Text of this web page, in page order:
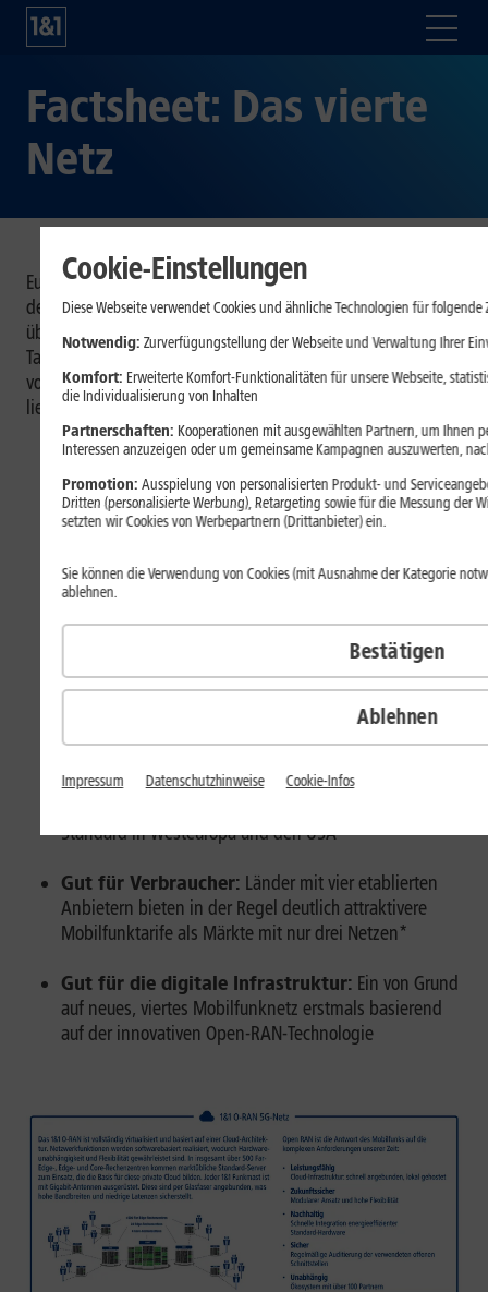
Factsheet: Das vierte
Netz
Europas erstes vollständig virtualisiertes 5G-Netz auf Basis
der innovativen Open-RAN-Technologie wird bereits von
über sechs Millionen Kunden genutzt und wächst Tag für
Tag. Was das Netz auszeichnet, wie es digitale Souveränität
vorantreibt und innovative Tarife im Mobilfunk hervorbringt,
liefert das Factsheet auf einen Blick.
Standard in Westeuropa und den USA
Gut für Verbraucher: Länder mit vier etablierten
Anbietern bieten in der Regel deutlich attraktivere
Mobilfunktarife als Märkte mit nur drei Netzen*
Gut für die digitale Infrastruktur: Ein von Grund
auf neues, viertes Mobilfunknetz erstmals basierend
auf der innovativen Open-RAN-Technologie
Cookie-Einstellungen
Diese Webseite verwendet Cookies und ähnliche Technologien für folgende
Notwendig: Zurverfügungstellung der Webseite und Verwaltung Ihrer
Komfort: Erweiterte Komfort-Funktionalitäten für unsere Webseite,
die Individualisierung von Inhalten
Partnerschaften: Kooperationen mit ausgewählten Partnern, um Ihnen
Interessen anzuzeigen oder um gemeinsame Kampagnen auszuwerten,
Promotion: Ausspielung von personalisierten Produkt- und
Dritten (personalisierte Werbung), Retargeting sowie für die Messung der
setzten wir Cookies von Werbepartnern (Drittanbieter) ein.
Ablehnen
Sie können die Verwendung von Cookies (mit Ausnahme der Kategorie
ablehnen.
Bestätigen
Impressum Datenschutzhinweise Cookie-Infos